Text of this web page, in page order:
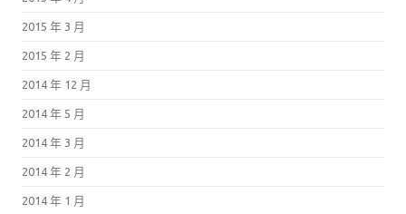
2015 年 3 月
2015 年 2 月
2014 年 12 月
2014 年 5 月
2014 年 3 月
2014 年 2 月
2014 年 1 月